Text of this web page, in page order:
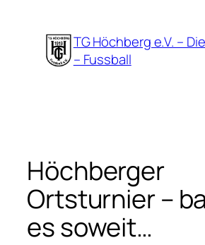
springen
TG Höchberg e.V. –
– Fussball
Höchberger
Ortsturnier –
es soweit…